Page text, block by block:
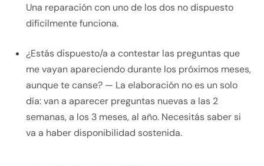
Una reparación con uno de los dos no dispuesto
difícilmente funciona.
¿Estás dispuesto/a a contestar las preguntas que
me vayan apareciendo durante los próximos meses,
aunque te canse? — La elaboración no es un solo
día: van a aparecer preguntas nuevas a las 2
semanas, a los 3 meses, al año. Necesitás saber si
va a haber disponibilidad sostenida.